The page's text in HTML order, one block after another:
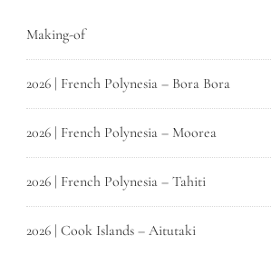
Making-of
2026 | French Polynesia – Bora Bora
2026 | French Polynesia – Moorea
2026 | French Polynesia – Tahiti
2026 | Cook Islands – Aitutaki